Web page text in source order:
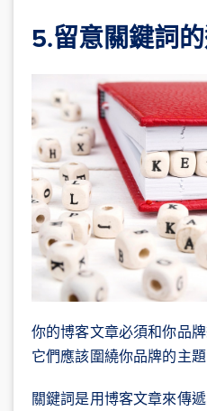
5.留意關鍵詞
你的博客文章必須和你品
它們應該圍繞你品牌的主題
關鍵詞是用博客文章來傳